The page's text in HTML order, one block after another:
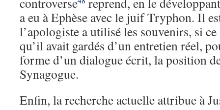
a eu à Ephèse avec le juif Tryphon. Il
l’apologiste a utilisé les souvenirs, si ce
qu’il avait gardés d’un entretien réel,
forme d’un dialogue écrit, la position
Synagogue.
Enfin, la recherche actuelle attribue à